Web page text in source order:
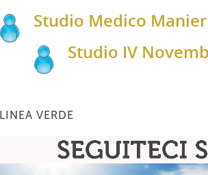
Studio Medico
Studio IV
LINEA VERDE